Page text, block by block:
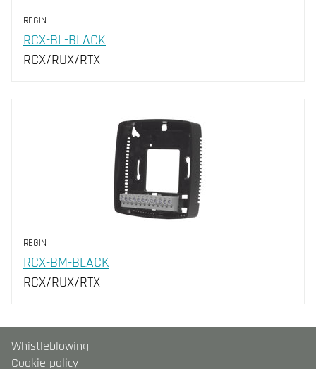
REGIN
RCX-BL-BLACK
RCX/RUX/RTX
REGIN
RCX-BM-BLACK
RCX/RUX/RTX
Whistleblowing
Cookie policy